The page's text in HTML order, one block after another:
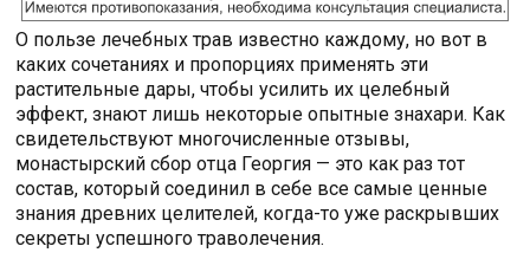
О пользе лечебных трав известно каждому, но вот в
каких сочетаниях и пропорциях применять эти
растительные дары, чтобы усилить их целебный
эффект, знают лишь некоторые опытные знахари. Как
свидетельствуют многочисленные отзывы,
монастырский сбор отца Георгия — это как раз тот
состав, который соединил в себе все самые ценные
знания древних целителей, когда-то уже раскрывших
секреты успешного траволечения.